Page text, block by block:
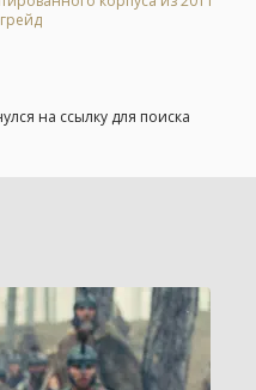
на ссылку для поиска